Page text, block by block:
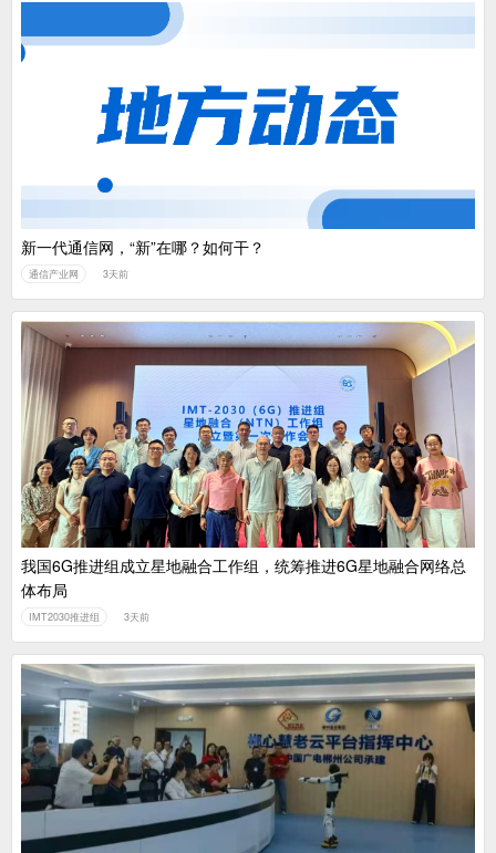
新一代通信网，“新”在哪？如何干？
通信产业网 3天前
我国6G推进组成立星地融合工作组，统筹推进6G星地融合网络总
体布局
IMT2030推进组 3天前